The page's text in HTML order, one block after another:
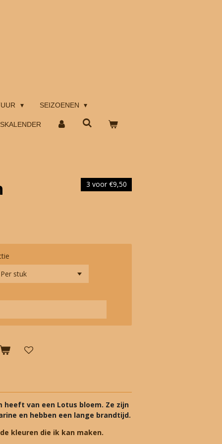
SEIZOENEN
3 voor €9,50
heeft van een Lotus bloem. Ze zijn
en hebben een lange brandtijd.
kleuren die ik kan maken.